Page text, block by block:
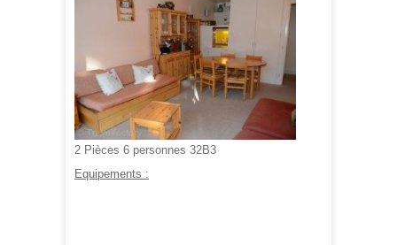
2 Pièces 6 personnes 32B3
Equipements :